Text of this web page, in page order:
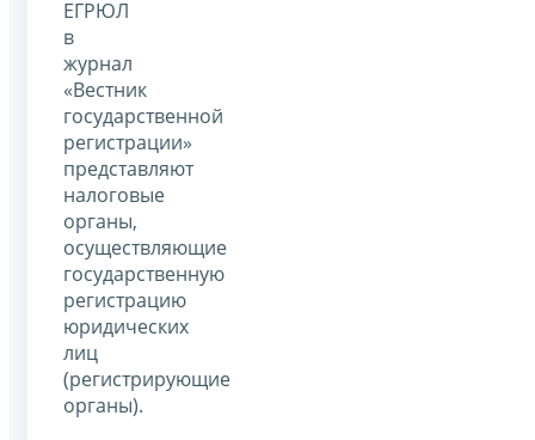
ЕГРЮЛ
в
журнал
«Вестник
государственной
регистрации»
представляют
налоговые
органы,
осуществляющие
государственную
регистрацию
юридических
лиц
(регистрирующие
органы).